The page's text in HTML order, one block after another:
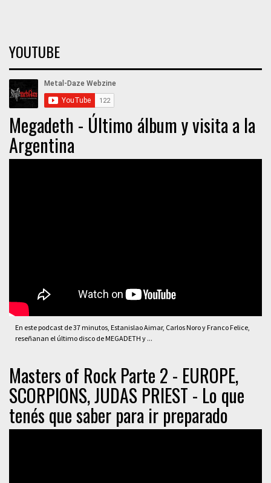
YOUTUBE
Megadeth - Último álbum y visita a la
Argentina
En este podcast de 37 minutos, Estanislao Aimar, Carlos Noro y Franco Felice,
reseñanan el último disco de MEGADETH y ...
Masters of Rock Parte 2 - EUROPE,
SCORPIONS, JUDAS PRIEST - Lo que
tenés que saber para ir preparado